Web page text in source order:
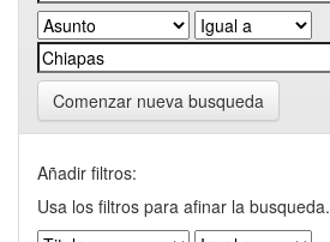
Comenzar nueva busqueda
Añadir filtros:
Usa los filtros para afinar la busqueda.